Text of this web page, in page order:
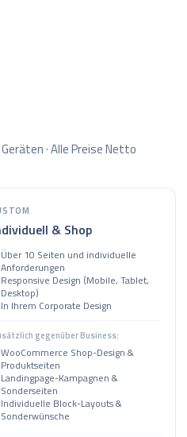
· Alle Preise Netto
& Shop
Über 10 Seiten und individuelle
Anforderungen
Responsive Design (Mobile, Tablet,
Desktop)
In Ihrem Corporate Design
gegenüber Business:
WooCommerce Shop-Design &
Produktseiten
Landingpage-Kampagnen &
Sonderseiten
Individuelle Block-Layouts &
Sonderwünsche